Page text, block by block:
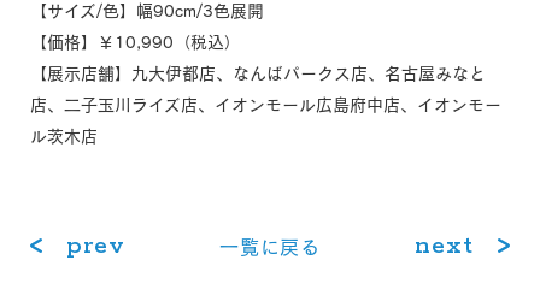
【サイズ/色】幅90cm/3色展開
【価格】￥10,990（税込）
【展示店舗】九大伊都店、なんばパークス店、名古屋みなと
店、二子玉川ライズ店、イオンモール広島府中店、イオンモー
ル茨木店
prev ⼀覧に戻る next